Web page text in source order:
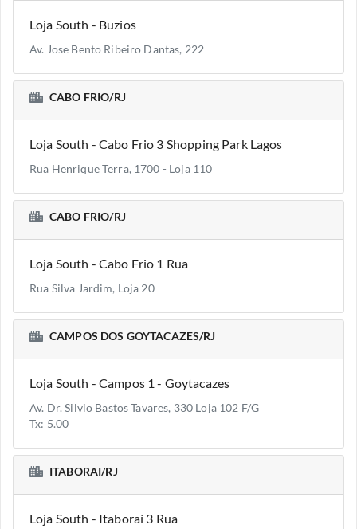
Loja South - Buzios
Av. Jose Bento Ribeiro Dantas, 222
CABO FRIO/RJ
Loja South - Cabo Frio 3 Shopping Park Lagos
Rua Henrique Terra, 1700 - Loja 110
CABO FRIO/RJ
Loja South - Cabo Frio 1 Rua
Rua Silva Jardim, Loja 20
CAMPOS DOS GOYTACAZES/RJ
Loja South - Campos 1 - Goytacazes
Av. Dr. Silvio Bastos Tavares, 330 Loja 102 F/G
Tx: 5.00
ITABORAI/RJ
Loja South - Itaboraí 3 Rua